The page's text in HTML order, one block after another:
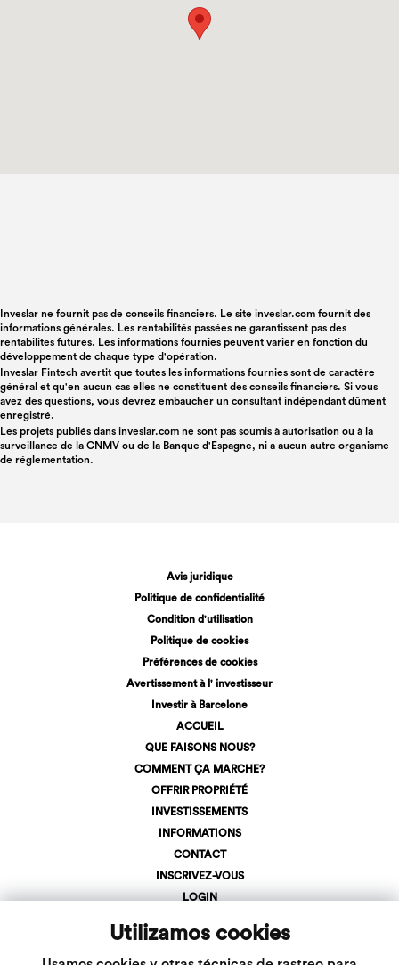
Utilizamos cookies
Inveslar ne fournit pas de conseils financiers. Le site inveslar.com fournit des
informations générales. Les rentabilités passées ne garantissent pas des
rentabilités futures. Les informations fournies peuvent varier en fonction du
développement de chaque type d'opération.
Inveslar Fintech avertit que toutes les informations fournies sont de caractère
général et qu'en aucun cas elles ne constituent des conseils financiers. Si vous
avez des questions, vous devrez embaucher un consultant indépendant dûment
enregistré.
Les projets publiés dans inveslar.com ne sont pas soumis à autorisation ou à la
surveillance de la CNMV ou de la Banque d'Espagne, ni a aucun autre organisme
de réglementation.
Avis juridique
Politique de confidentialité
Condition d'utilisation
Politique de cookies
Préférences de cookies
Avertissement à l' investisseur
Investir à Barcelone
ACCUEIL
QUE FAISONS NOUS?
COMMENT ÇA MARCHE?
OFFRIR PROPRIÉTÉ
INVESTISSEMENTS
INFORMATIONS
CONTACT
INSCRIVEZ-VOUS
LOGIN
info@inveslar.com